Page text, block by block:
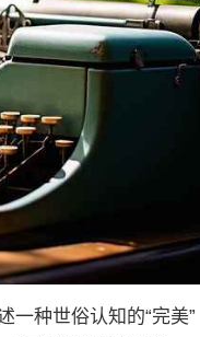
一种世俗认知的“完美”